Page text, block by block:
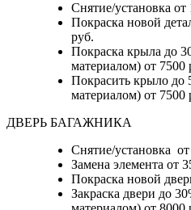
Снятие/установка от
Покраска новой
руб.
Покраска крыла до
материалом) от 7500
Покрасить крыло до
материалом) от 7500
ДВЕРЬ БАГАЖНИКА
Снятие/установка
Замена элемента от
Покраска новой
Закраска двери до